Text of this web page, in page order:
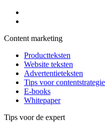
Content marketing
Productteksten
Website teksten
Advertentieteksten
Tips voor contentstrategie
E-books
Whitepaper
Tips voor de expert